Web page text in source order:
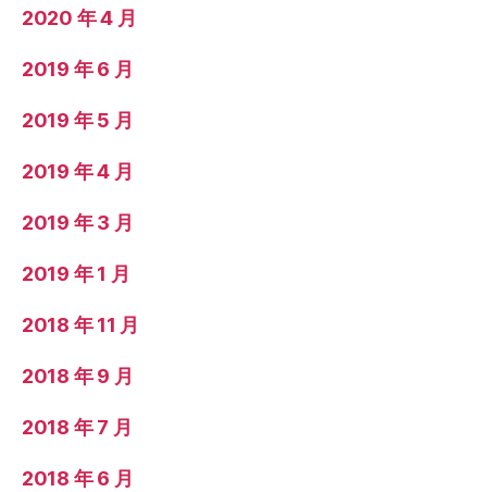
2020 年 4 月
2019 年 6 月
2019 年 5 月
2019 年 4 月
2019 年 3 月
2019 年 1 月
2018 年 11 月
2018 年 9 月
2018 年 7 月
2018 年 6 月